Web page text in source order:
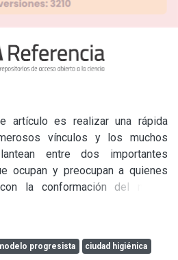
artículo es realizar una rápida
vínculos y los muchos
entre dos importantes
ocupan y preocupan a quienes
la conformación del medio
tienen una larga y rica
actividades experimentan una
y que las relaciones estrechas
progresista ciudad higiénica